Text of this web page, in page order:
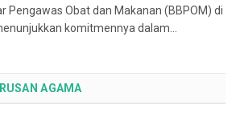
Pengawas Obat dan Makanan (BBPOM) di
komitmennya dalam…
AGAMA